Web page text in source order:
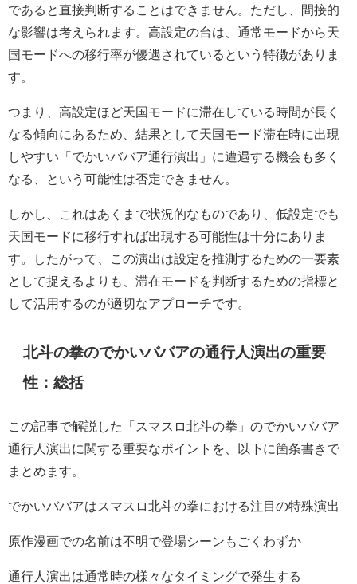
であると直接判断することはできません。ただし、間接的
な影響は考えられます。高設定の台は、通常モードから天
国モードへの移行率が優遇されているという特徴がありま
す。
つまり、高設定ほど天国モードに滞在している時間が長く
なる傾向にあるため、結果として天国モード滞在時に出現
しやすい「でかいババア通行演出」に遭遇する機会も多く
なる、という可能性は否定できません。
しかし、これはあくまで状況的なものであり、低設定でも
天国モードに移行すれば出現する可能性は十分にありま
す。したがって、この演出は設定を推測するための一要素
として捉えるよりも、滞在モードを判断するための指標と
して活用するのが適切なアプローチです。
北斗の拳のでかいババアの通行人演出の重要
性：総括
この記事で解説した「スマスロ北斗の拳」のでかいババア
通行人演出に関する重要なポイントを、以下に箇条書きで
まとめます。
でかいババアはスマスロ北斗の拳における注目の特殊演出
原作漫画での名前は不明で登場シーンもごくわずか
通行人演出は通常時の様々なタイミングで発生する